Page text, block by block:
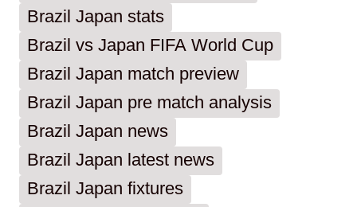
Brazil Japan stats
Brazil vs Japan FIFA World Cup
Brazil Japan match preview
Brazil Japan pre match analysis
Brazil Japan news
Brazil Japan latest news
Brazil Japan fixtures